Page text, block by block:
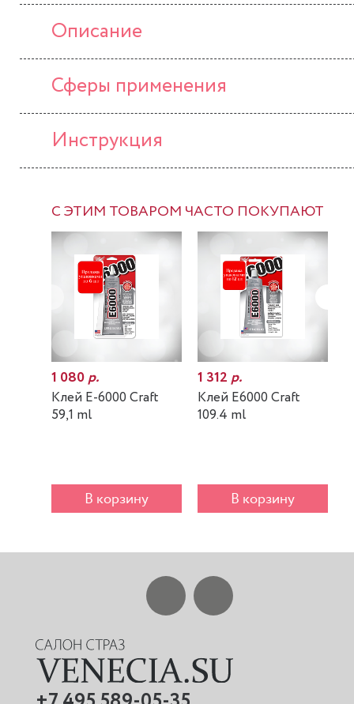
Описание
Сферы применения
Инструкция
С ЭТИМ ТОВАРОМ ЧАСТО ПОКУПАЮТ
1 080р.
Клей E-6000 Craft
59,1 ml
В корзину
1 312р.
Клей E6000 Craft
109.4 ml
В корзину